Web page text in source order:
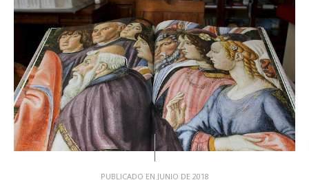
PUBLICADO EN JUNIO DE 2018